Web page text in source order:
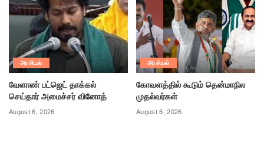
அரசியல்
வேளாண் பட்ஜெட் தாக்கல்
செய்தார் அமைச்சர் வினோத்
August 6, 2026
அரசியல்
கோவளத்தில் கூடும் தென்மாநில
முதல்வர்கள்
August 6, 2026